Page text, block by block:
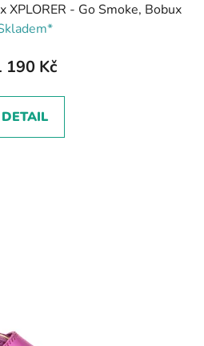
XPLORER - Go Smoke, Bobux
190 Kč
DETAIL